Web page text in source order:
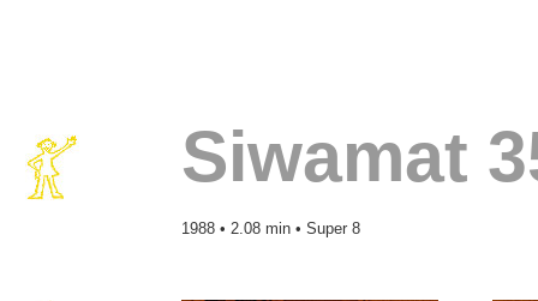
Siwamat
1988 • 2.08 min • Super 8